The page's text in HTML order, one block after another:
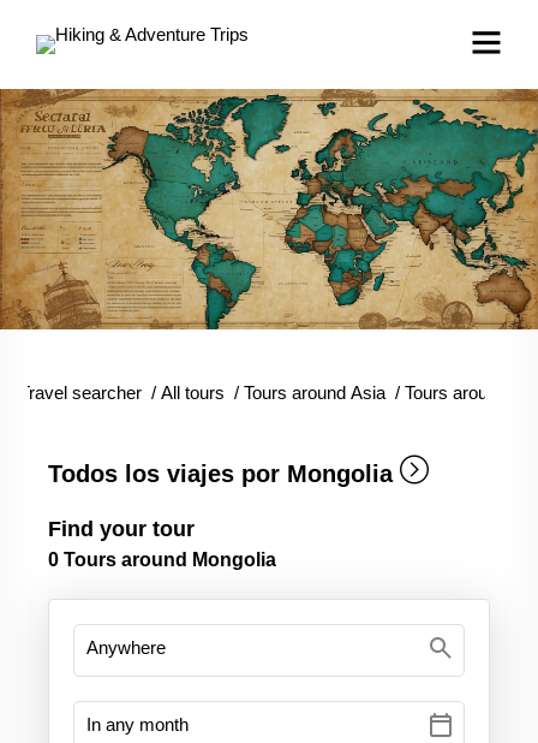
Travel searcher / All tours / Tours around Asia / Tours around
Todos los viajes por Mongolia
Find your tour
0 Tours around Mongolia
search
calendar_today